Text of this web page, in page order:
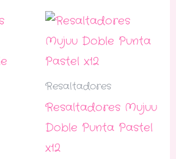
Resaltadores
Resaltadores Mujuu
Doble Punta Pastel
x12